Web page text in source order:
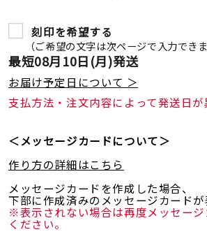
在庫 在庫ありのみ
刻印を希望する
（ご希望の文字は次ページで入力できま
最短08月10日(月)発送
お届け予定日について ＞
支払方法・注文内容によって発送日が
＜メッセージカードについて＞
作り方の詳細はこちら
メッセージカードを作成した場合、
下部に作成済みのメッセージカードが
※表示されない場合は再度メッセー
ください。